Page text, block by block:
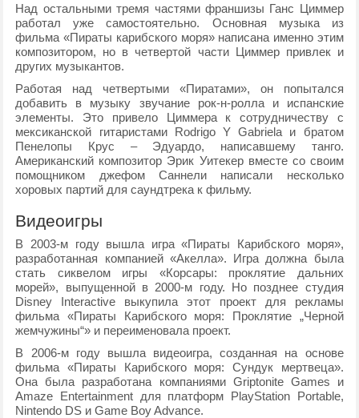
Над остальными тремя частями франшизы Ганс Циммер
работал уже самостоятельно. Основная музыка из
фильма «Пираты карибского моря» написана именно этим
композитором, но в четвертой части Циммер привлек и
других музыкантов.
Работая над четвертыми «Пиратами», он попытался
добавить в музыку звучание рок-н-ролла и испанские
элементы. Это привело Циммера к сотрудничеству с
мексиканской гитаристами Rodrigo Y Gabriela и братом
Пенелопы Крус – Эдуардо, написавшему танго.
Американский композитор Эрик Уитекер вместе со своим
помощником джефом Саннели написали несколько
хоровых партий для саундтрека к фильму.
Видеоигры
В 2003-м году вышла игра «Пираты Карибского моря»,
разработанная компанией «Акелла». Игра должна была
стать сиквелом игры «Корсары: проклятие дальних
морей», выпущенной в 2000-м году. Но позднее студия
Disney Interactive выкупила этот проект для рекламы
фильма «Пираты Карибского моря: Проклятие „Черной
жемчужины“» и переименовала проект.
В 2006-м году вышла видеоигра, созданная на основе
фильма «Пираты Карибского моря: Сундук мертвеца».
Она была разработана компаниями Griptonite Games и
Amaze Entertainment для платформ PlayStation Portable,
Nintendo DS и Game Boy Advance.